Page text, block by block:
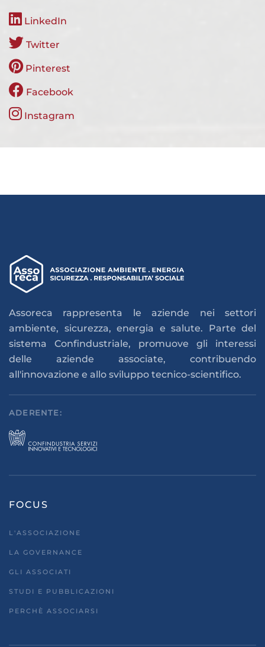
LinkedIn
Twitter
Pinterest
Facebook
Instagram
Assoreca rappresenta le aziende nei settori
ambiente, sicurezza, energia e salute. Parte del
sistema Confindustriale, promuove gli interessi
delle aziende associate, contribuendo
all'innovazione e allo sviluppo tecnico-scientifico.
ADERENTE:
FOCUS
L'ASSOCIAZIONE
LA GOVERNANCE
GLI ASSOCIATI
STUDI E PUBBLICAZIONI
PERCHÈ ASSOCIARSI